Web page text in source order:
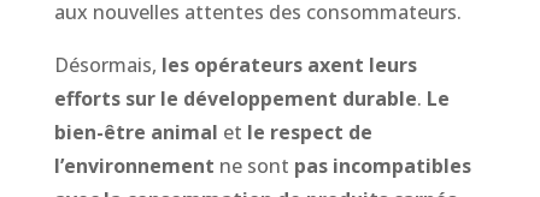
aux nouvelles attentes des consommateurs.
Désormais, les opérateurs axent leurs
efforts sur le développement durable. Le
bien-être animal et le respect de
l’environnement ne sont pas incompatibles